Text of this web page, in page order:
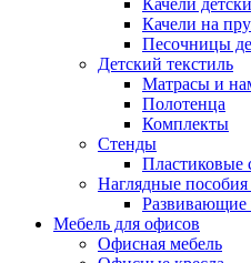
Качели
Качели на
Песочницы
Детский текстиль
Матрасы и
Полотенца
Комплекты
Стенды
Пластиковые
Наглядные
Развивающие
Мебель для офисов
Офисная мебель